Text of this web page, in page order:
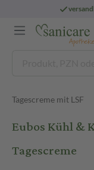
Tagescreme mit LSF
Eubos Kühl &
Tagescreme